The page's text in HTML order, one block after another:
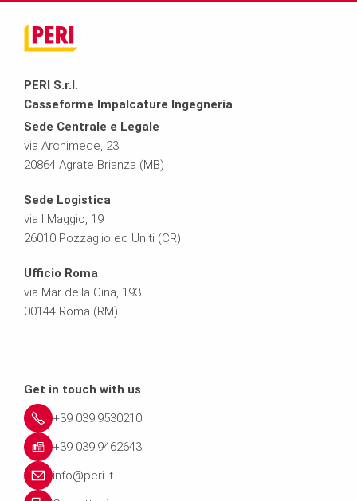
PERI S.r.l.
Casseforme Impalcature Ingegneria
Sede Centrale e Legale
via Archimede, 23
20864 Agrate Brianza (MB)
Sede Logistica
via I Maggio, 19
26010 Pozzaglio ed Uniti (CR)
Ufficio Roma
via Mar della Cina, 193
00144 Roma (RM)
Get in touch with us
+39 039.9530210
+39 039.9462643
info@peri.it